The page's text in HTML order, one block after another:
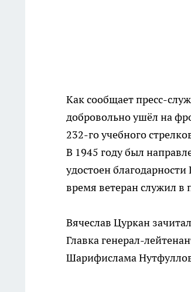
Как сообщает пресс-
добровольно ушёл на
232-го учебного
В 1945 году был
удостоен
время ветеран служил
Вячеслав Цуркан
Главка генерал-
Шарифислама